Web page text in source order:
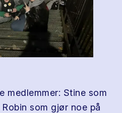
medlemmer: Stine som
som gjør noe på